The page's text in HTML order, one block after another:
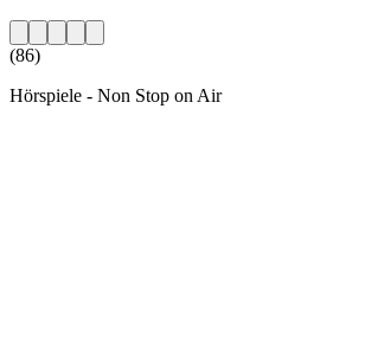
(86)
Hörspiele - Non Stop on Air